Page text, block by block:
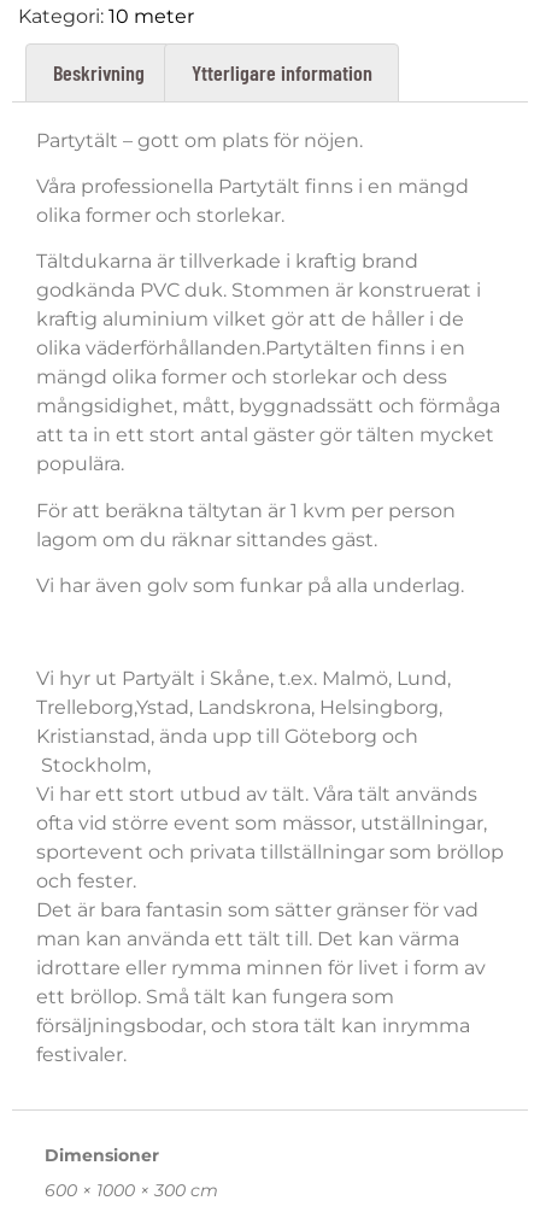
Kategori: 10 meter
Beskrivning Ytterligare information
Partytält – gott om plats för nöjen.
Våra professionella Partytält finns i en mängd
olika former och storlekar.
Tältdukarna är tillverkade i kraftig brand
godkända PVC duk. Stommen är konstruerat i
kraftig aluminium vilket gör att de håller i de
olika väderförhållanden.Partytälten finns i en
mängd olika former och storlekar och dess
mångsidighet, mått, byggnadssätt och förmåga
att ta in ett stort antal gäster gör tälten mycket
populära.
För att beräkna tältytan är 1 kvm per person
lagom om du räknar sittandes gäst.
Vi har även golv som funkar på alla underlag.
Vi hyr ut Partyält i Skåne, t.ex. Malmö, Lund,
Trelleborg,Ystad, Landskrona, Helsingborg,
Kristianstad, ända upp till Göteborg och
Stockholm,
Vi har ett stort utbud av tält. Våra tält används
ofta vid större event som mässor, utställningar,
sportevent och privata tillställningar som bröllop
och fester.
Det är bara fantasin som sätter gränser för vad
man kan använda ett tält till. Det kan värma
idrottare eller rymma minnen för livet i form av
ett bröllop. Små tält kan fungera som
försäljningsbodar, och stora tält kan inrymma
festivaler.
Dimensioner
600 × 1000 × 300 cm